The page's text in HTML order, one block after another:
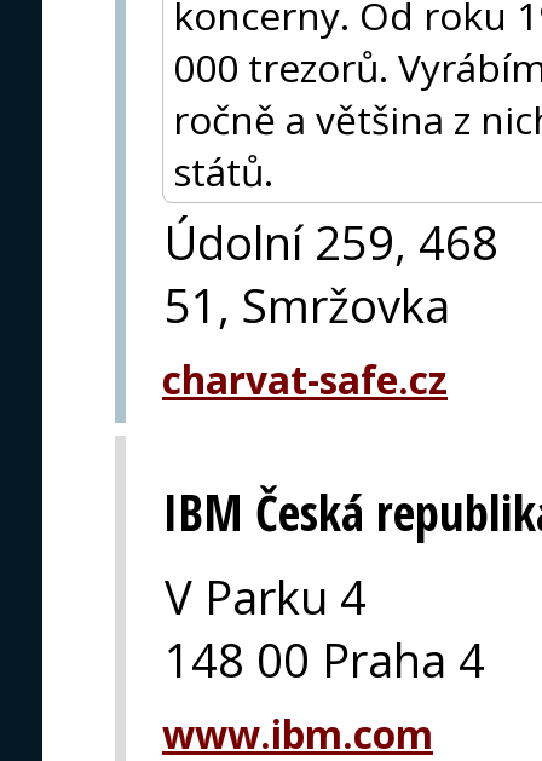
koncerny. Od roku
000 trezorů.
ročně a většina z
států.
Údolní 259, 468
51, Smržovka
charvat-safe.cz
IBM Česká
V Parku 4
148 00 Praha 4
www.ibm.com